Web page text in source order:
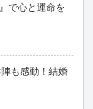
で心と運命を
も感動！結婚